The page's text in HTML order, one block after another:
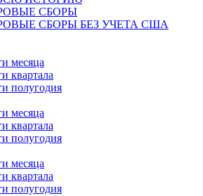
СБОРЫ
СБОРЫ БЕЗ УЧЕТА США
месяца
квартала
полугодия
месяца
квартала
полугодия
месяца
квартала
полугодия